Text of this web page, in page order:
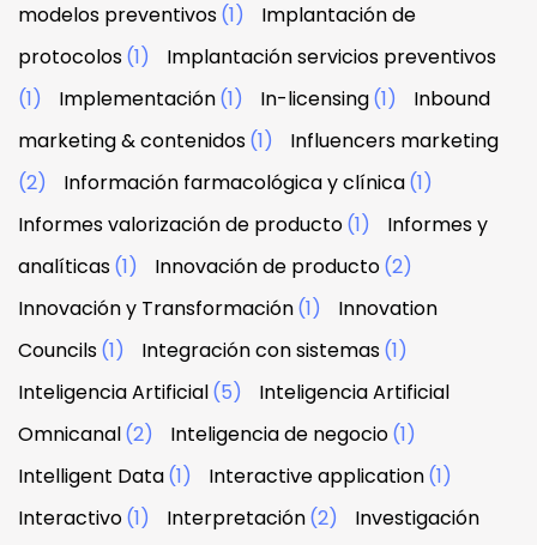
modelos preventivos(1)
Implantación de
protocolos(1)
Implantación servicios preventivos
(1)
Implementación(1) In-licensing(1)
Inbound
marketing & contenidos(1)
Influencers marketing
(2)
Información farmacológica y clínica(1)
Informes valorización de producto(1)
Informes y
analíticas(1) Innovación de producto(2)
Innovación y Transformación(1)
Innovation
Councils(1) Integración con sistemas(1)
Inteligencia Artificial(5)
Inteligencia Artificial
Omnicanal(2) Inteligencia de negocio(1)
Intelligent Data(1) Interactive application(1)
Interactivo(1) Interpretación(2)
Investigación